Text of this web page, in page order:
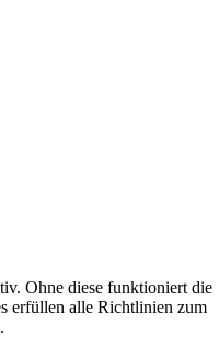
Ohne diese funktioniert die
erfüllen alle Richtlinien zum